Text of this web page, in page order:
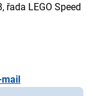
řada LEGO Speed
mail